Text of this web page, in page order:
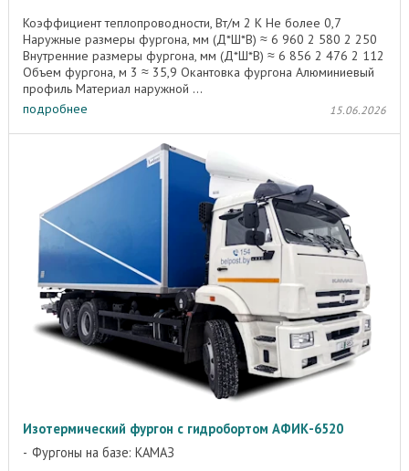
Коэффициент теплопроводности, Вт/м 2 K Не более 0,7
Наружные размеры фургона, мм (Д*Ш*В) ≈ 6 960 2 580 2 250
Внутренние размеры фургона, мм (Д*Ш*В) ≈ 6 856 2 476 2 112
Объем фургона, м 3 ≈ 35,9 Окантовка фургона Алюминиевый
профиль Материал наружной ...
подробнее
15.06.2026
Изотермический фургон с гидробортом АФИК-6520
Фургоны на базе: КАМАЗ